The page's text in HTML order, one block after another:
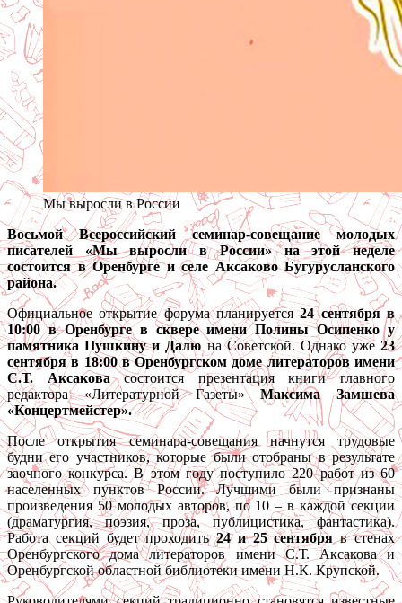
Мы выросли в России
Восьмой Всероссийский семинар-совещание молодых
писателей «Мы выросли в России» на этой неделе
состоится в Оренбурге и селе Аксаково Бугурусланского
района.
Официальное открытие форума планируется24 сентября в
10:00 в Оренбурге в сквере имени Полины Осипенко у
памятника Пушкину и Далю на Советской. Однако уже 23
сентября в 18:00 в Оренбургском доме литераторов имени
С.Т. Аксаковасостоится презентация книги главного
редактора «Литературной Газеты»Максима Замшева
«Концертмейстер».
После открытия семинара-совещания начнутся трудовые
будни его участников, которые были отобраны в результате
заочного конкурса. В этом году поступило 220 работ из 60
населенных пунктов России. Лучшими были признаны
произведения 50 молодых авторов, по 10 – в каждой секции
(драматургия, поэзия, проза, публицистика, фантастика).
Работа секций будет проходить24 и 25 сентября в стенах
Оренбургского дома литераторов имени С.Т. Аксакова и
Оренбургской областной библиотеки имени Н.К. Крупской.